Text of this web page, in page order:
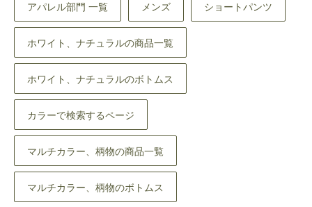
アパレル部門 一覧 メンズ ショートパンツ
ホワイト、ナチュラルの商品一覧
ホワイト、ナチュラルのボトムス
カラーで検索するページ
マルチカラー、柄物の商品一覧
マルチカラー、柄物のボトムス